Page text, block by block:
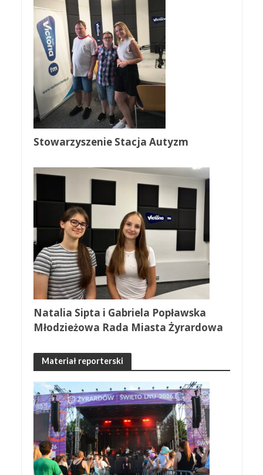
Stowarzyszenie Stacja Autyzm
Natalia Sipta i Gabriela Popławska
Młodzieżowa Rada Miasta Żyrardowa
Materiał reporterski